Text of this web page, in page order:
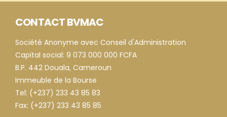
CONTACT BVMAC
Société Anonyme avec Conseil d'Administration
Capital social: 9 073 000 000 FCFA
B.P. 442 Douala, Cameroun
Immeuble de la Bourse
Tel: (+237) 233 43 85 83
Fax: (+237) 233 43 85 85